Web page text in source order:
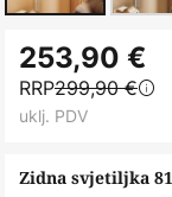
to
the
beginning
the
Zidna svjetiljka
253,90 €
RRP299,90 €
uklj. PDV